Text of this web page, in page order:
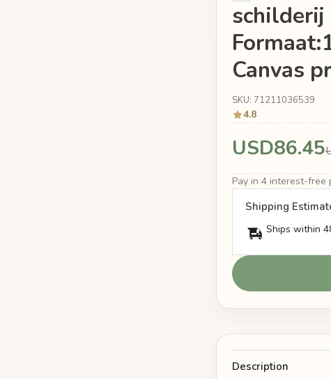
schilderij
Canvas
SKU: 71211036539
4.8
USD86.45
Pay in 4 interest-free
Shipping
Ships within
Description